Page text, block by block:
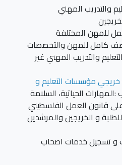
والتدريب المهني
للمهن المختلفة
كامل للمهن والتخصصات
والتدريب المهني غير
مؤسسات التعليم و
الحياتية، السلامة
قانون العمل الفلسطيني
للطلبة و الخريجين والمرشدين
و تسجيل خدمات اصحاب